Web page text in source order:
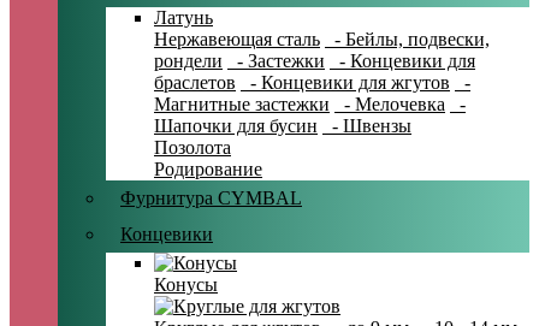
Латунь
Нержавеющая сталь
- Бейлы, подвески,
рондели
- Застежки
- Концевики для
браслетов
- Концевики для жгутов
-
Магнитные застежки
- Мелочевка
-
Шапочки для бусин
- Швензы
Позолота
Родирование
Фурнитура CYMBAL
Концевики
Конусы